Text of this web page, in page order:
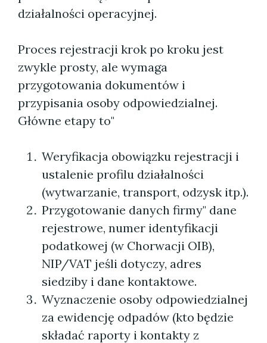
działalności operacyjnej.
Proces rejestracji krok po kroku jest
zwykle prosty, ale wymaga
przygotowania dokumentów i
przypisania osoby odpowiedzialnej.
Główne etapy to"
Weryfikacja obowiązku rejestracji i
ustalenie profilu działalności
(wytwarzanie, transport, odzysk itp.).
Przygotowanie danych firmy" dane
rejestrowe, numer identyfikacji
podatkowej (w Chorwacji OIB),
NIP/VAT jeśli dotyczy, adres
siedziby i dane kontaktowe.
Wyznaczenie osoby odpowiedzialnej
za ewidencję odpadów (kto będzie
składać raporty i kontakty z